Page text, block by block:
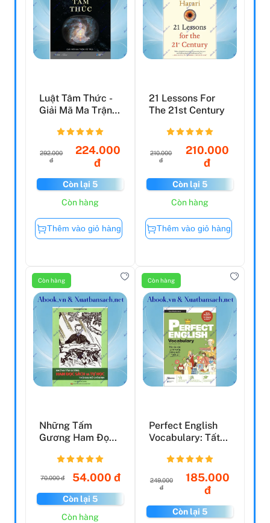
Luật Tâm Thức -
Giải Mã Ma Trận
20...
292.000
đ
224.000
đ
Còn lại 5
Còn hàng
Thêm vào giỏ hàng
21 Lessons For
The 21st Century
210.000
đ
210.000
đ
Còn lại 5
Còn hàng
Thêm vào giỏ hàng
Còn hàng
Những Tấm
Gương Ham Đọc
Thời Đại Hồ...
70.000 đ 54.000 đ
Còn lại 5
Còn hàng
Còn hàng
Perfect English
Vocabulary: Tất
Vựng...
249.000
đ
185.000
đ
Còn lại 5